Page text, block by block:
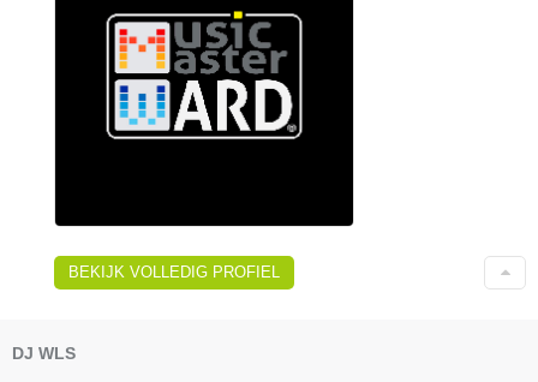
BEKIJK VOLLEDIG PROFIEL
DJ WLS